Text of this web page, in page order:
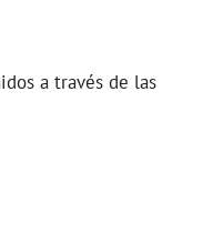
a través de las